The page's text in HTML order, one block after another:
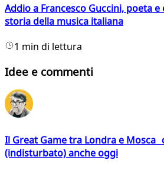
Addio a Francesco Guccini, poeta
storia della musica italiana
1 min di lettura
Idee e commenti
Il Great Game tra Londra e Mosca
(indisturbato) anche oggi